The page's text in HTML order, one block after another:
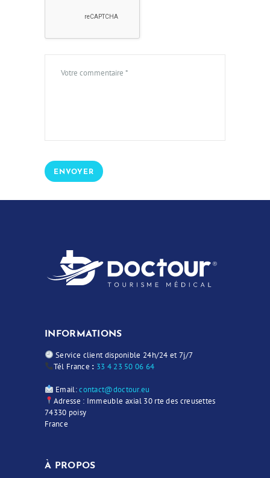
INFORMATIONS
Service client disponible 24h/24 et 7j/7
Tél France : 33 4 23 50 06 64
Email:contact@doctour.eu
Adresse : Immeuble axial 30 rte des creusettes
74330 poisy
France
À PROPOS